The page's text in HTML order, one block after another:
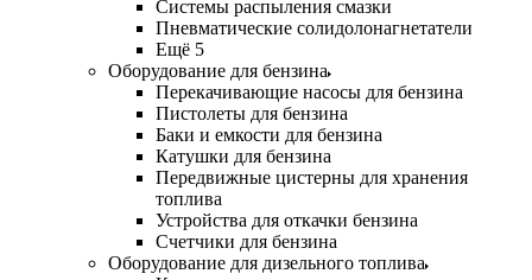
Системы распыления смазки
Пневматические солидолонагнетатели
Ещё 5
Оборудование для бензина
Перекачивающие насосы для бензина
Пистолеты для бензина
Баки и емкости для бензина
Катушки для бензина
Передвижные цистерны для хранения
топлива
Устройства для откачки бензина
Счетчики для бензина
Оборудование для дизельного топлива